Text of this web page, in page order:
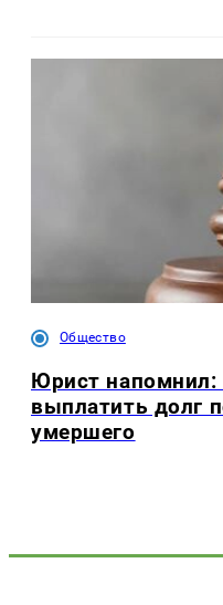
Общество
Юрист напомнил:
выплатить долг
умершего